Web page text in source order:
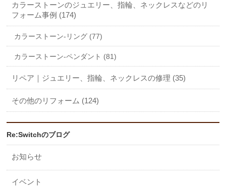
カラーストーンのジュエリー、指輪、ネックレスなどのリ
フォーム事例 (174)
カラーストーン-リング (77)
カラーストーン-ペンダント (81)
リペア｜ジュエリー、指輪、ネックレスの修理 (35)
その他のリフォーム (124)
Re:Switchのブログ
お知らせ
イベント